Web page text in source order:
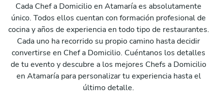
Cada Chef a Domicilio en Atamaría es absolutamente
único. Todos ellos cuentan con formación profesional de
cocina y años de experiencia en todo tipo de restaurantes.
Cada uno ha recorrido su propio camino hasta decidir
convertirse en Chef a Domicilio. Cuéntanos los detalles
de tu evento y descubre a los mejores Chefs a Domicilio
en Atamaría para personalizar tu experiencia hasta el
último detalle.